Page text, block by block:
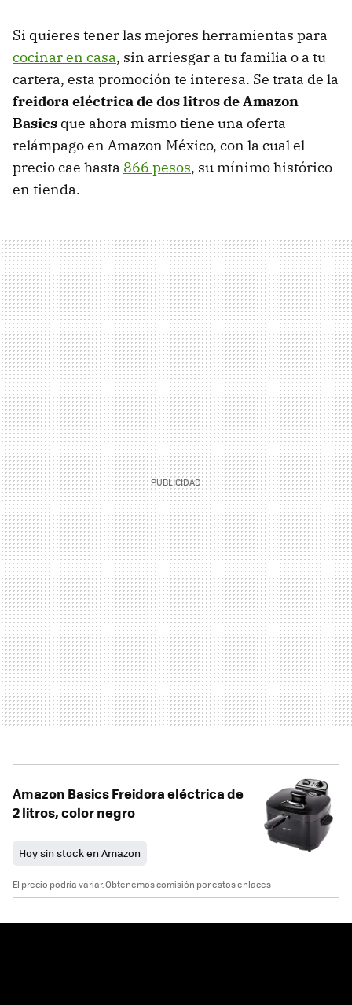
Si quieres tener las mejores herramientas para
cocinar en casa, sin arriesgar a tu familia o a tu
cartera, esta promoción te interesa. Se trata de la
freidora eléctrica de dos litros de Amazon
Basics que ahora mismo tiene una oferta
relámpago en Amazon México, con la cual el
precio cae hasta 866 pesos, su mínimo histórico
en tienda.
Amazon Basics Freidora eléctrica de
2 litros, color negro
Hoy sin stock en Amazon
El precio podría variar. Obtenemos comisión por estos enlaces